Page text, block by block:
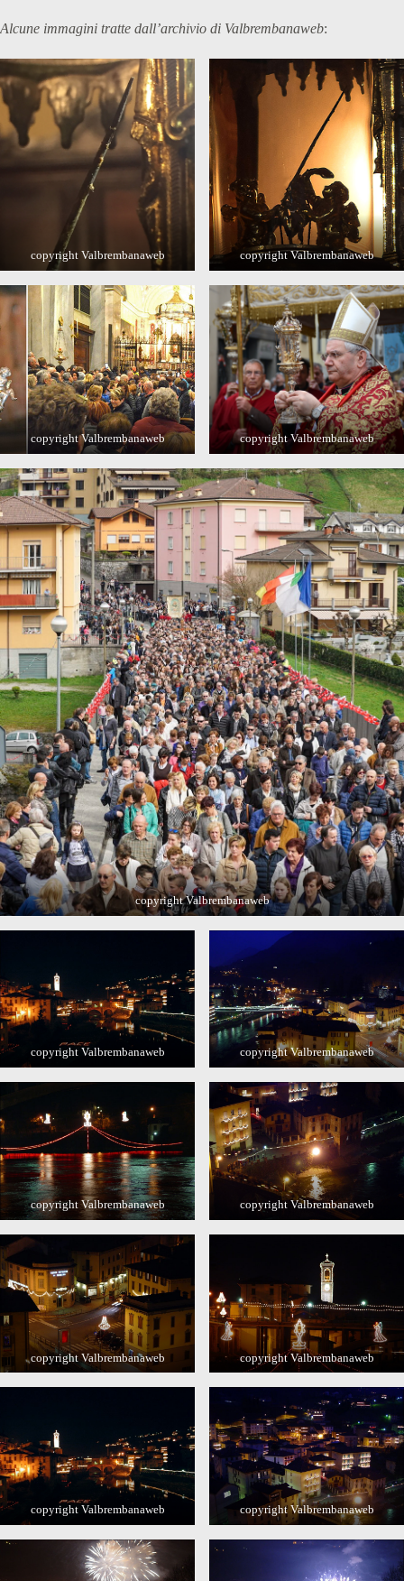
Alcune immagini tratte dall’archivio di Valbrembanaweb:
copyright Valbrembanaweb copyright Valbrembanaweb
copyright Valbrembanaweb copyright Valbrembanaweb
copyright Valbrembanaweb
copyright Valbrembanaweb copyright Valbrembanaweb
copyright Valbrembanaweb copyright Valbrembanaweb
copyright Valbrembanaweb copyright Valbrembanaweb
copyright Valbrembanaweb copyright Valbrembanaweb